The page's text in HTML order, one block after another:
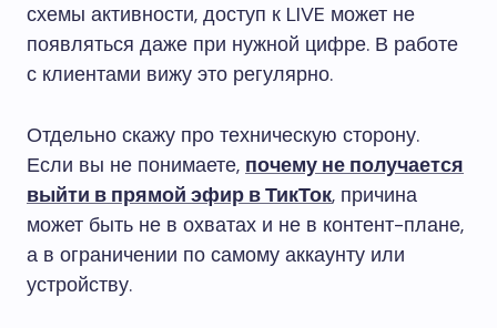
схемы активности, доступ к LIVE может не
появляться даже при нужной цифре. В работе
с клиентами вижу это регулярно.
Отдельно скажу про техническую сторону.
Если вы не понимаете, почему не получается
выйти в прямой эфир в ТикТок, причина
может быть не в охватах и не в контент-плане,
а в ограничении по самому аккаунту или
устройству.